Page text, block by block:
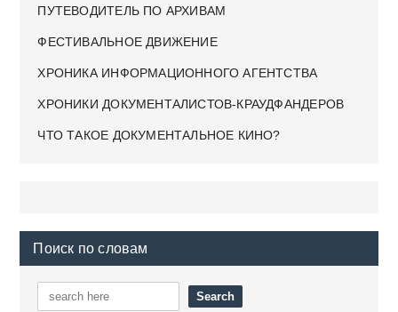
ПУТЕВОДИТЕЛЬ ПО АРХИВАМ
ФЕСТИВАЛЬНОЕ ДВИЖЕНИЕ
ХРОНИКА ИНФОРМАЦИОННОГО АГЕНТСТВА
ХРОНИКИ ДОКУМЕНТАЛИСТОВ-КРАУДФАНДЕРОВ
ЧТО ТАКОЕ ДОКУМЕНТАЛЬНОЕ КИНО?
Поиск по словам